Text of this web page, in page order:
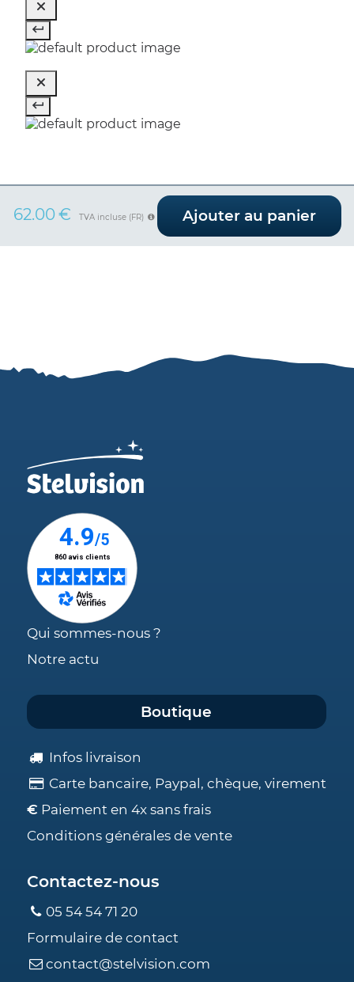
62.00€ TVA incluse (FR) Ajouter au panier
Qui sommes-nous ?
Notre actu
Boutique
Infos livraison
Carte bancaire, Paypal, chèque, virement
€ Paiement en 4x sans frais
Conditions générales de vente
Contactez-nous
05 54 54 71 20
Formulaire de contact
contact@stelvision.com